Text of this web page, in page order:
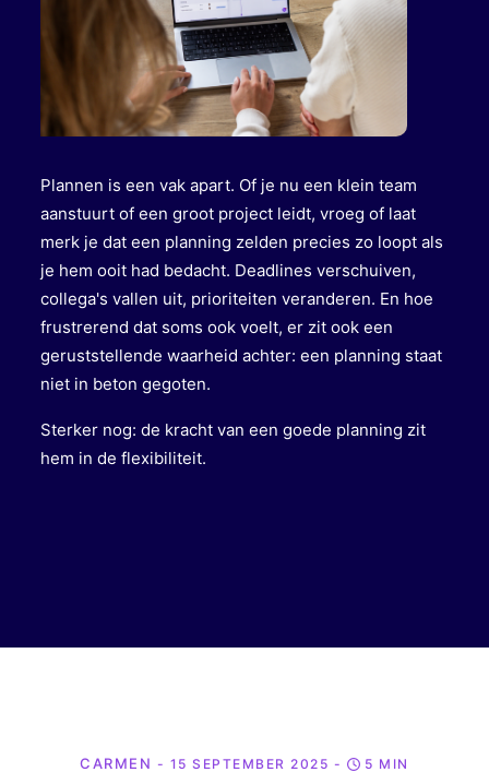
Plannen is een vak apart. Of je nu een klein team
aanstuurt of een groot project leidt, vroeg of laat
merk je dat een planning zelden precies zo loopt als
je hem ooit had bedacht. Deadlines verschuiven,
collega's vallen uit, prioriteiten veranderen. En hoe
frustrerend dat soms ook voelt, er zit ook een
geruststellende waarheid achter: een planning staat
niet in beton gegoten.
Sterker nog: de kracht van een goede planning zit
hem in de flexibiliteit.
CARMEN - 15 SEPTEMBER 2025 - 5 MIN